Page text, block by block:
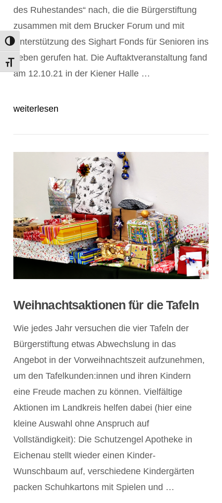
Umschalten auf hohe Kontraste
Schrift vergrößern
POST ANZEIGEN
des Ruhestandes“ nach, die die Bürgerstiftung
zusammen mit dem Brucker Forum und mit
Unterstützung des Sighart Fonds für Senioren ins
Leben gerufen hat. Die Auftaktveranstaltung fand
am 12.10.21 in der Kiener Halle …
weiterlesen
POST ANZEIGEN
Weihnachtsaktionen für die Tafeln
Wie jedes Jahr versuchen die vier Tafeln der
Bürgerstiftung etwas Abwechslung in das
Angebot in der Vorweihnachtszeit aufzunehmen,
um den Tafelkunden:innen und ihren Kindern
eine Freude machen zu können. Vielfältige
Aktionen im Landkreis helfen dabei (hier eine
kleine Auswahl ohne Anspruch auf
Vollständigkeit): Die Schutzengel Apotheke in
Eichenau stellt wieder einen Kinder-
Wunschbaum auf, verschiedene Kindergärten
packen Schuhkartons mit Spielen und …